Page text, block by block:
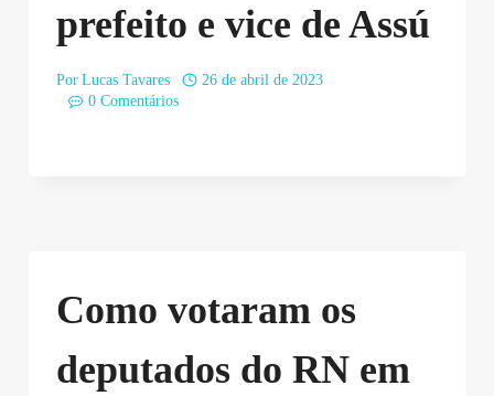
prefeito e vice de Assú
Por Lucas Tavares
26 de abril de 2023
0 Comentários
Como votaram os
deputados do RN em